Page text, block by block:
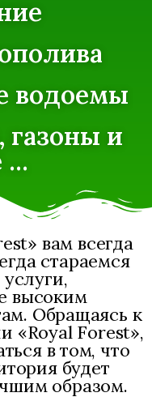
водоемы
и
вам всегда
стараемся
высоким
Обращаясь к
«Royal Forest»,
в том, что
будет
образом.